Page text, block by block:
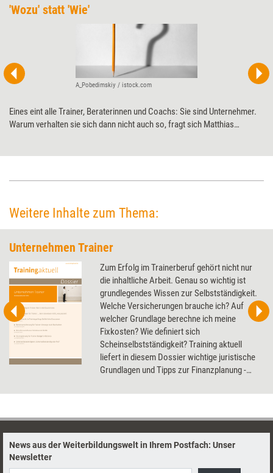
'Wozu' statt 'Wie'
A_Pobedimskiy / istock.com
Eines eint alle Trainer, Beraterinnen und Coachs: Sie sind Unternehmer.
Warum verhalten sie sich dann nicht auch so, fragt sich Matthias
Weitere Inhalte zum Thema:
Unternehmen Trainer
Zum Erfolg im Trainerberuf gehört nicht nur
die inhaltliche Arbeit. Genau so wichtig ist
grundlegendes Wissen zur Selbstständigkeit.
Welche Versicherungen brauche ich? Auf
welcher Grundlage berechne ich meine
Fixkosten? Wie definiert sich
Scheinselbstständigkeit? Training aktuell
liefert in diesem Dossier wichtige juristische
Grundlagen und Tipps zur Finanzplanung -
News aus der Weiterbildungswelt in Ihrem Postfach: Unser
Newsletter